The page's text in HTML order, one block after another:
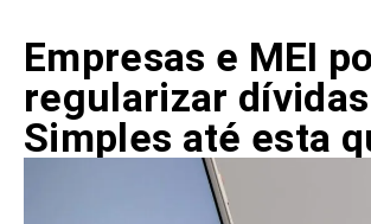
Empresas e MEI
regularizar
Simples até esta